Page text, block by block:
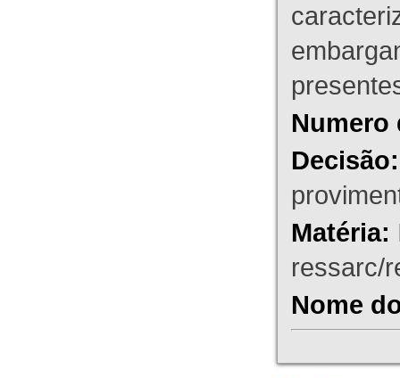
Numero
Decisão:
Matéria:
ressarc/
Nome